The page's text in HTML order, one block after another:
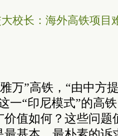
校长：海外高铁项目
万”高铁，“由中方
一“印尼模式”的高
价值如何？这些问题